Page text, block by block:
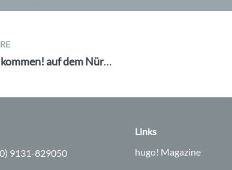
für Beitrag
dem Nürnberger Herbstvolksfest vom Fr. 25.8. – So. 10.9.23
9131-829050
0 9 1 3 1 8 2 9 0 5 0
Links
hugo! Magazine